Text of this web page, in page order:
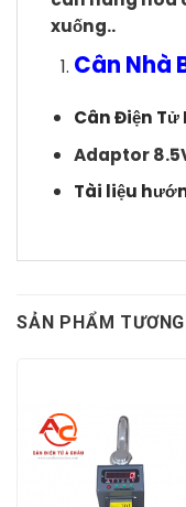
xuống..
Cân Nhà
Cân Điện Tử
Adaptor
Tài liệu
SẢN PHẨM